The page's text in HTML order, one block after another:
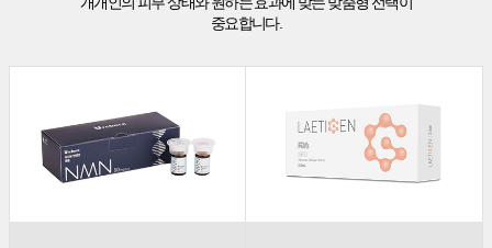
중요합니다.